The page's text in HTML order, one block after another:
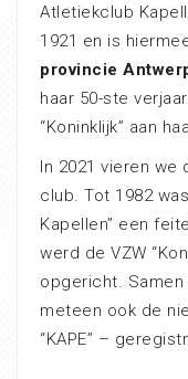
Atletiekclub
1921 en is
provincie
haar 50-ste
“Koninklijk” aan
In 2021 vieren we
club. Tot 1982
Kapellen” een
werd de VZW
opgericht.
meteen ook de
“KAPE” –